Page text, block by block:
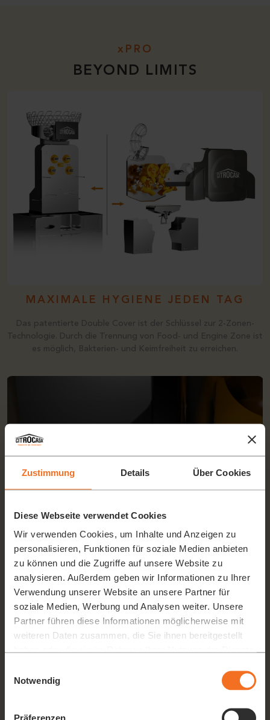
Zustimmung Details Über Cookies
Diese Webseite verwendet Cookies
Wir verwenden Cookies, um Inhalte und Anzeigen zu
personalisieren, Funktionen für soziale Medien anbieten
zu können und die Zugriffe auf unsere Website zu
analysieren. Außerdem geben wir Informationen zu Ihrer
Verwendung unserer Website an unsere Partner für
soziale Medien, Werbung und Analysen weiter. Unsere
Partner führen diese Informationen möglicherweise mit
weiteren Daten zusammen, die Sie ihnen bereitgestellt
haben oder die sie im Rahmen Ihrer Nutzung der Dienste
Notwendig
Präferenzen
xPRO
BEYOND LIMITS
MAXIMALE HYGIENE JEDEN TAG
Das patentierte Double Cover ist der Schlüssel zur 2-Zonen-
Technologie. Durch die Trennung von Food- und Engine Zone ist
es möglich, Bakterien- und Keimfreiheit zu erreichen.
SCHRAUBENLOSE MONTAGE
Dank des innovativen Citrocasa Speed-Lock-Systems können die
Presselemente der xPRO in nur einem Schritt gelöst werden. Die
schraubenlose Konstruktion und insgesamt weniger Teile